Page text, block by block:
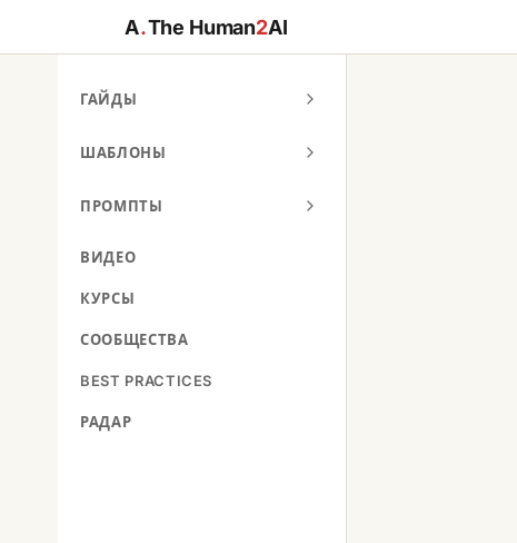
A.The Human2AI
ГАЙДЫ
ШАБЛОНЫ
ПРОМПТЫ
ВИДЕО
КУРСЫ
СООБЩЕСТВА
BEST PRACTICES
РАДАР